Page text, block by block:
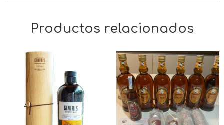
Productos relacionados